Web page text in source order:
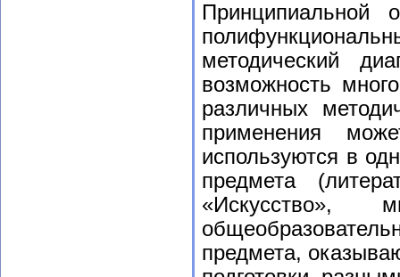
Принципиальной
методический
возможность
различных
применения
используются в
предмета
«Искусство»,
предмета,